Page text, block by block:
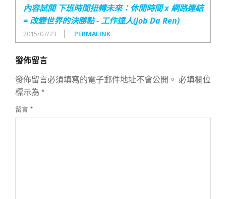
內容試閱 下班時間扭轉未來：休閒時間 x 網路連結
= 改變世界的決勝點 - 工作達人(Job Da Ren)
2015/07/23 PERMALINK
發佈留言
發佈留言必須填寫的電子郵件地址不會公開。 必填欄位
標示為 *
留言 *